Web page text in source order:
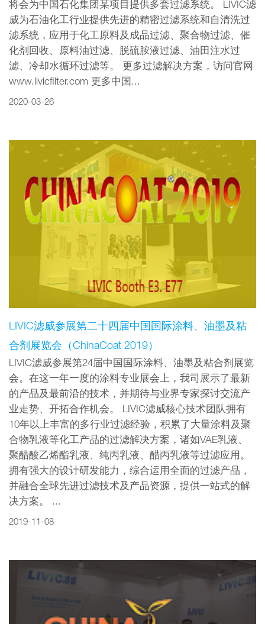
将会为中国石化集团某项目提供多套过滤系统。 LIVIC滤
威为石油化工行业提供先进的精密过滤系统和自清洗过
滤系统，应用于化工原料及成品过滤、聚合物过滤、催
化剂回收、原料油过滤、脱硫胺液过滤、油田注水过
滤、冷却水循环过滤等。 更多过滤解决方案，访问官网
www.livicfilter.com 更多中国...
2020-03-26
LIVIC滤威参展第二十四届中国国际涂料、油墨及粘
合剂展览会（ChinaCoat 2019）
LIVIC滤威参展第24届中国国际涂料、油墨及粘合剂展览
会。在这一年一度的涂料专业展会上，我司展示了最新
的产品及最前沿的技术，并期待与业界专家探讨交流产
业走势、开拓合作机会。 LIVIC滤威核心技术团队拥有
10年以上丰富的多行业过滤经验，积累了大量涂料及聚
合物乳液等化工产品的过滤解决方案，诸如VAE乳液、
聚醋酸乙烯酯乳液、纯丙乳液、醋丙乳液等过滤应用。
拥有强大的设计研发能力，综合运用全面的过滤产品，
并融合全球先进过滤技术及产品资源，提供一站式的解
决方案。 ...
2019-11-08